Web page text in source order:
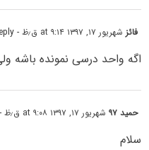
فائزشهریور ۱۷, ۱۳۹۷ at ۹:۱۴ ق٫ظ - Reply
اگه واحد درسی نمونده باشه
حمید ۹۷ شهریور ۱۷, ۱۳۹۷ at ۹:۰۸ ق٫ظ - Reply
سلام